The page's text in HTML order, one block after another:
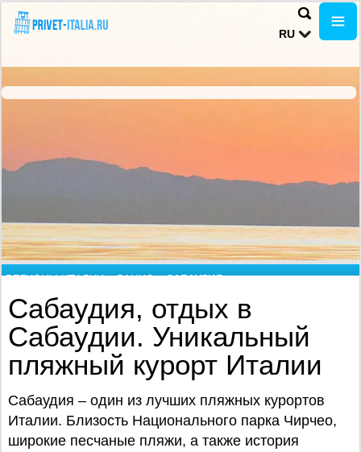
RU
РЕГИОНЫ ИТАЛИИ»ЛАЦИО»САБАУДИЯ
Сабаудия, отдых в
Сабаудии. Уникальный
пляжный курорт Италии
Сабаудия – один из лучших пляжных курортов
Италии. Близость Национального парка Чирчео,
широкие песчаные пляжи, а также история